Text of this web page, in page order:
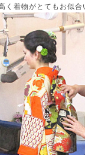
く着物がとてもお似合